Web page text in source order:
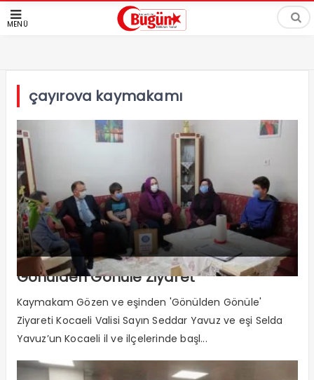
MENÜ
çayırova kaymakamı
Gönülden Gönüle Ziyaret
Kaymakam Gözen ve eşinden 'Gönülden Gönüle'
Ziyareti Kocaeli Valisi Sayın Seddar Yavuz ve eşi Selda
Yavuz’un Kocaeli il ve ilçelerinde başl...